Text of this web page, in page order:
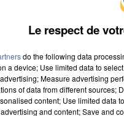
Le respect de
do the following data
a device; Use limited data to
Measure advertising
of data from different sources;
content; Use limited data
and content; Save and